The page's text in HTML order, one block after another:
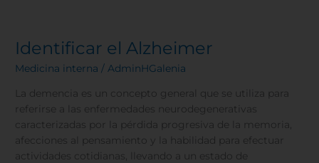
Identificar el Alzheimer
Medicina interna /AdminHGalenia
La demencia es un concepto general que se utiliza para
referirse a las enfermedades neurodegenerativas
caracterizadas por la pérdida progresiva de la memoria,
afecciones al pensamiento y la habilidad para efectuar
actividades cotidianas, llevando a un estado de
Identificar